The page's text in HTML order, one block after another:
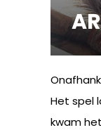
Het spel
kwam